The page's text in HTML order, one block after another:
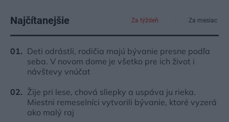
Najčítanejšie Za týždeň Za mesiac
Deti odrástli, rodičia majú bývanie presne podľa
seba. V novom dome je všetko pre ich život i
návštevy vnúčat
Žije pri lese, chová sliepky a uspáva ju rieka.
Miestni remeselníci vytvorili bývanie, ktoré vyzerá
ako malý raj